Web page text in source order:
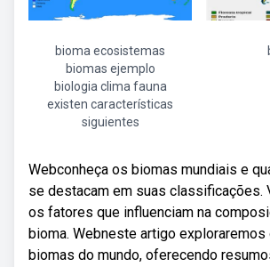
bioma ecosistemas
biomas ejemplo
biologia clima fauna
existen características
siguientes
Webconheça os biomas mundiais e
se destacam em suas classificações.
os fatores que influenciam na
bioma. Webneste artigo
biomas do mundo, oferecendo